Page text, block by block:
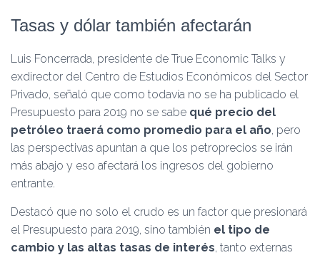
Tasas y dólar también afectarán
Luis Foncerrada, presidente de True Economic Talks y
exdirector del Centro de Estudios Económicos del Sector
Privado, señaló que como todavía no se ha publicado el
Presupuesto para 2019 no se sabe qué precio del
petróleo traerá como promedio para el año, pero
las perspectivas apuntan a que los petroprecios se irán
más abajo y eso afectará los ingresos del gobierno
entrante.
Destacó que no solo el crudo es un factor que presionará
el Presupuesto para 2019, sino también el tipo de
cambio y las altas tasas de interés, tanto externas